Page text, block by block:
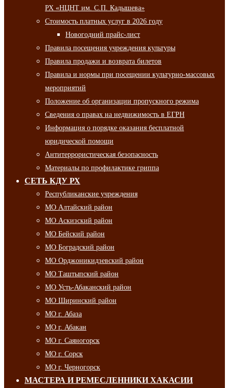
РХ «НЦНТ им. С.П. Кадышева»
Стоимость платных услуг в 2026 году
Новогодний прайс-лист
Правила посещения учреждения культуры
Правила продажи и возврата билетов
Правила и нормы при посещении культурно-массовых
мероприятий
Положение об организации пропускного режима
Сведения о правах на недвижимость в ЕГРН
Информация о порядке оказания бесплатной
юридической помощи
Антитеррористическая безопасность
Материалы по профилактике гриппа
СЕТЬ КДУ РХ
Республиканские учреждения
МО Алтайский район
МО Аскизский район
МО Бейский район
МО Боградский район
МО Орджоникидзевский район
МО Таштыпский район
МО Усть-Абаканский район
МО Ширинский район
МО г. Абаза
МО г. Абакан
МО г. Саяногорск
МО г. Сорск
МО г. Черногорск
МАСТЕРА И РЕМЕСЛЕННИКИ ХАКАСИИ